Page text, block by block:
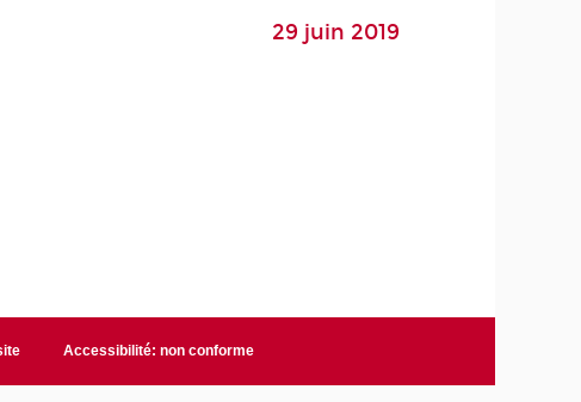
29 juin 2019
Accessibilité: non conforme